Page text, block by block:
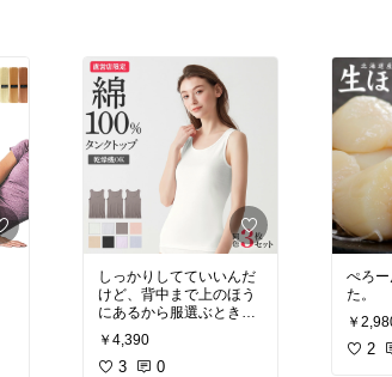
しっかりしてていいんだ
けど、背中まで上のほう
にあるから服選ぶとき首
周り気になる
触り心地はよい！
寝るときにきたりするの
￥4,390
3 0
ぺろ
た。
￥
2